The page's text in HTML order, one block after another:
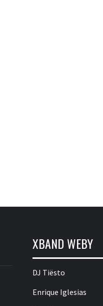
XBAND WEBY
DJ Tiësto
Enrique Iglesias